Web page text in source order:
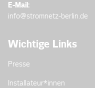
E-Mail:
info@stromnetz-berlin.de
Wichtige Links
Presse
Installateur­*innen